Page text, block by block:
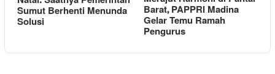
Sumut Berhenti Menunda
Solusi
Barat, PAPPRI Madina
Gelar Temu Ramah
Pengurus